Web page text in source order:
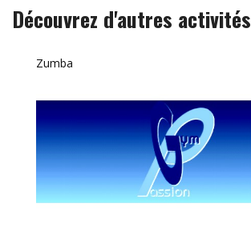
Découvrez d'autres activités
Zumba